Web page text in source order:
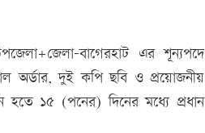
বাগেরহাট এর শূন্যপদে
অর্ডার, দুই কপি ছবি ও প্রয়োজনীয়
হতে ১৫ (পনের) দিনের মধ্যে প্রধান